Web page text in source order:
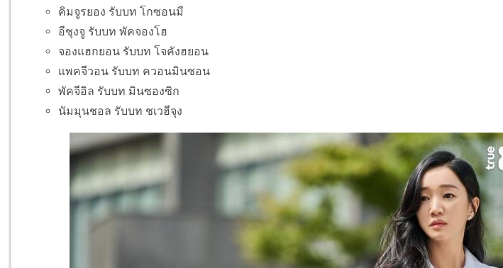
คิมจูรยอง รับบท โกซอนมี
อีชุงจู รับบท พัคจองโฮ
จองแฮกยอน รับบท โจคังฮยอน
แพคจีวอน รับบท ควอนมินซอน
พัคจีอิล รับบท มินซองซิก
นัมมุนชอล รับบท ชเวฮีจุง